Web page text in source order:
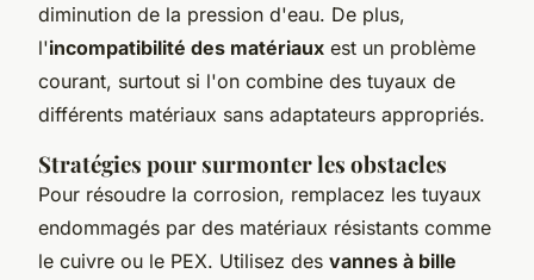
diminution de la pression d'eau. De plus,
l'incompatibilité des matériaux est un problème
courant, surtout si l'on combine des tuyaux de
différents matériaux sans adaptateurs appropriés.
Stratégies pour surmonter les obstacles
Pour résoudre la corrosion, remplacez les tuyaux
endommagés par des matériaux résistants comme
le cuivre ou le PEX. Utilisez des vannes à bille